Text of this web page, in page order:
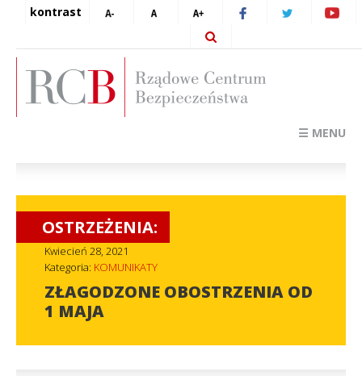
kontrast
☰ MENU
OSTRZEŻENIA:
Kwiecień 28, 2021
Kategoria: KOMUNIKATY
ZŁAGODZONE OBOSTRZENIA OD
1 MAJA